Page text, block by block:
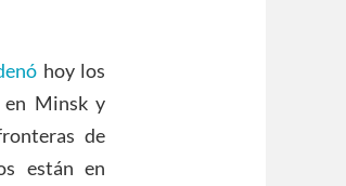
hoy los
en Minsk y
de
están en